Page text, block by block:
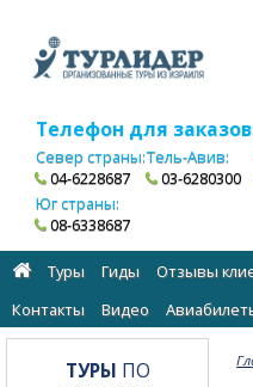
Телефон для
Север страны:
04-6228687
Тель-Авив:
03-6280300
Юг страны:
08-6338687
Туры Гиды Отзывы
Контакты
Видео
ТУРЫ ПО